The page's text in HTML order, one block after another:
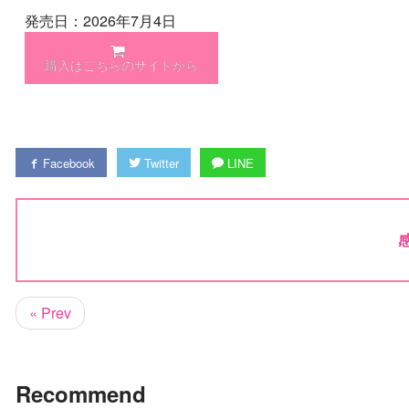
発売日：2026年7月4日
購入はこちらのサイトから
Facebook Twitter LINE
« Prev
Recommend